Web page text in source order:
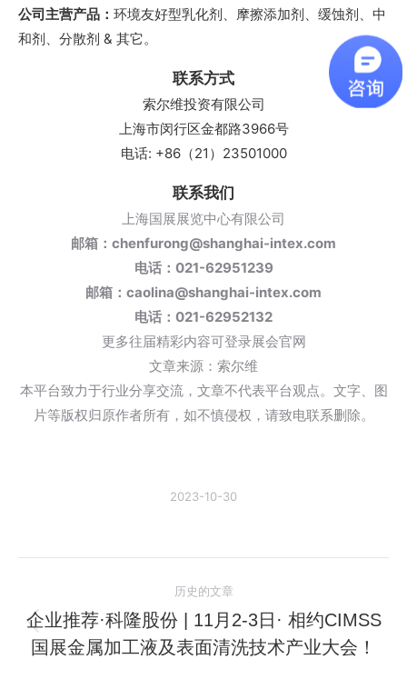
公司主营产品： 环境友好型乳化剂、摩擦添加剂、缓蚀剂、中
和剂、分散剂 & 其它。
联系方式
索尔维投资有限公司
上海市闵行区金都路3966号
电话: +86（21）23501000
联系我们
上海国展展览中心有限公司
邮箱：chenfurong@shanghai-intex.com
电话：021-62951239
邮箱：caolina@shanghai-intex.com
电话：021-62952132
更多往届精彩内容可登录展会官网
文章来源：索尔维
本平台致力于行业分享交流，文章不代表平台观点。文字、图
片等版权归原作者所有，如不慎侵权，请致电联系删除。
2023-10-30
章
导
历史的文章
历
史
企业推荐·科隆股份 | 11月2-3日· 相约CIMSS
国展金属加工液及表面清洗技术产业大会！